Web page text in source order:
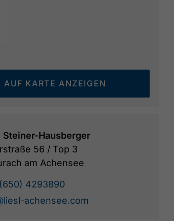
AUF KARTE ANZEIGEN
Steiner-Hausberger
56 / Top 3
am Achensee
4293890
achensee.com